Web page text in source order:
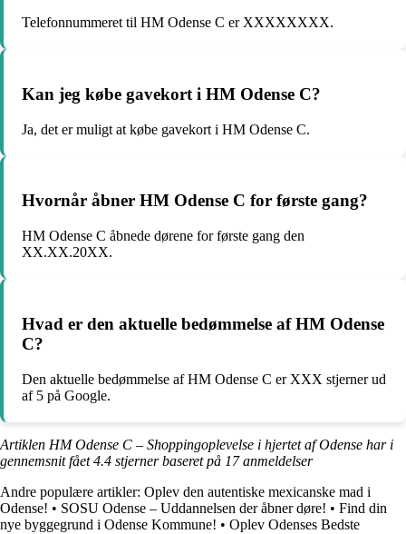
Telefonnummeret til HM Odense C er XXXXXXXX.
Kan jeg købe gavekort i HM Odense C?
Ja, det er muligt at købe gavekort i HM Odense C.
Hvornår åbner HM Odense C for første gang?
HM Odense C åbnede dørene for første gang den
XX.XX.20XX.
Hvad er den aktuelle bedømmelse af HM Odense
C?
Den aktuelle bedømmelse af HM Odense C er XXX stjerner ud
af 5 på Google.
Artiklen HM Odense C – Shoppingoplevelse i hjertet af Odense har i
gennemsnit fået4.4 stjerner baseret på 17anmeldelser
Andre populære artikler: Oplev den autentiske mexicanske mad i
Odense! • SOSU Odense – Uddannelsen der åbner døre! • Find din
nye byggegrund i Odense Kommune! • Oplev Odenses Bedste